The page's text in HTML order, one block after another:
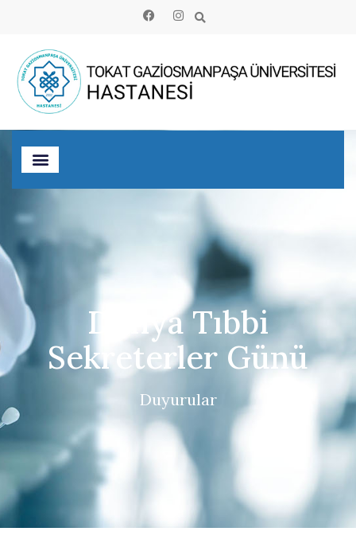
Dünya Tıbbi
Sekreterler Günü
Duyurular